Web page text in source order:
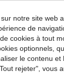
notre site web
de
cookies à tout
optionnels,
le contenu
rejeter", vous